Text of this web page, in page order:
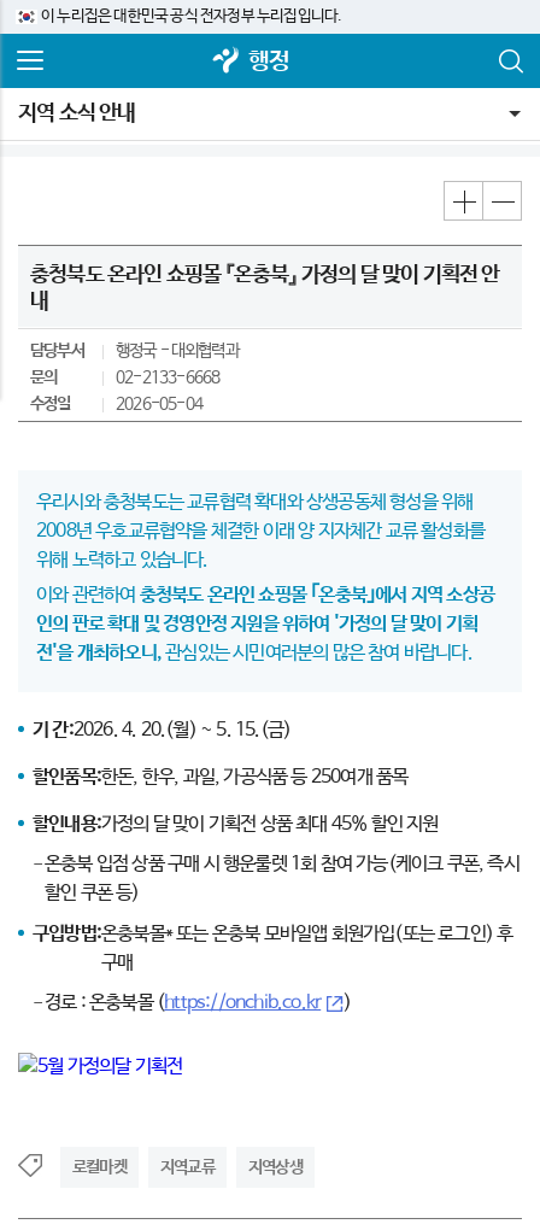
이 누리집은 대한민국 공식 전자정부 누리집입니다.
행정
지역 소식 안내
충청북도 온라인 쇼핑몰 『온충북』 가정의 달 맞이 기획전 안
내
담당부서 행정국
대외협력과
문의
02-2133-6668
수정일
2026-05-04
우리시와 충청북도는 교류협력 확대와 상생공동체 형성을 위해
2008년 우호교류협약을 체결한 이래 양 지자체간 교류 활성화를
위해 노력하고 있습니다.
이와 관련하여 충청북도 온라인 쇼핑몰 ｢온충북｣에서 지역 소상공
인의 판로 확대 및 경영안정 지원을 위하여 '가정의 달 맞이 기획
전'을 개최하오니,관심있는 시민여러분의 많은 참여 바랍니다.
기 간:2026. 4. 20.(월) ~ 5. 15.(금)
할인품목:한돈, 한우, 과일, 가공식품 등 250여개 품목
할인내용:가정의 달 맞이 기획전 상품 최대 45% 할인 지원
온충북 입점 상품 구매 시 행운룰렛 1회 참여 가능(케이크 쿠폰, 즉시
할인 쿠폰 등)
구입방법:온충북몰* 또는 온충북 모바일앱 회원가입(또는 로그인) 후
구매
경로 : 온충북몰 (https://onchib.co.kr )
로컬마켓 지역교류 지역상생